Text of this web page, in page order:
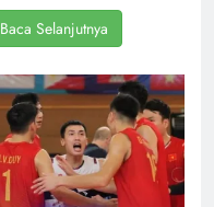
Baca Selanjutnya